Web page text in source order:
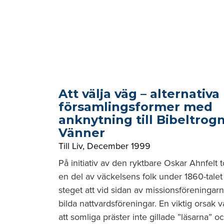
Att välja väg – alternativa
församlingsformer med
anknytning till
Vänner
Till Liv, December 1999
På initiativ av den ryktbare Oskar Ahnfelt
en del av väckelsens folk under 1860-talet
steget att vid sidan av
bilda nattvardsföreningar. En viktig orsak
att somliga präster inte gillade ”läsarna”